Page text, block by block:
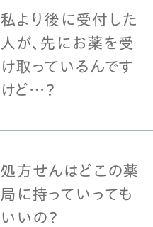
私より後に受付した
人が、先にお薬を受
け取っているんです
けど…？
処方せんはどこの薬
局に持っていっても
いいの？